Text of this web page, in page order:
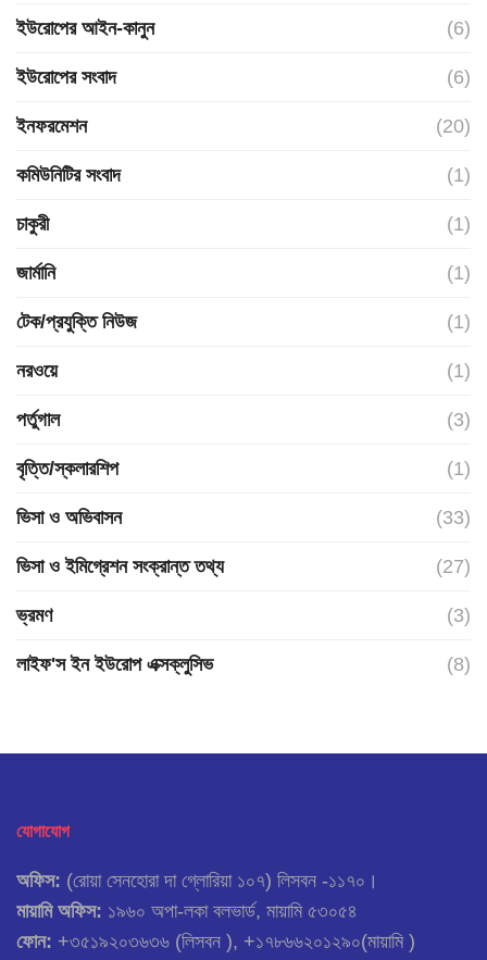
ইউরোপের আইন-কানুন (6)
ইউরোপের সংবাদ (6)
ইনফরমেশন (20)
কমিউনিটির সংবাদ (1)
চাকুরী (1)
জার্মানি (1)
টেক/প্রযুক্তি নিউজ (1)
নরওয়ে (1)
পর্তুগাল (3)
বৃত্তি/স্কলারশিপ (1)
ভিসা ও অভিবাসন (33)
ভিসা ও ইমিগ্রেশন সংক্রান্ত তথ্য (27)
ভ্রমণ (3)
লাইফ'স ইন ইউরোপ এক্সক্লুসিভ (8)
যোগাযোগ
অফিস: (রোয়া সেনহোরা দা গ্লোরিয়া ১০৭) লিসবন -১১৭০।
মায়ামি অফিস: ১৯৬০ অপা-লকা বলভার্ড, মায়ামি ৫৩০৫৪
ফোন: +৩৫১৯২০৩৬৩৬ (লিসবন ), +১৭৮৬৬২০১২৯০(মায়ামি )